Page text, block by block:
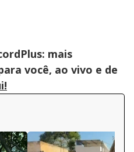
mais
você, ao vivo e de